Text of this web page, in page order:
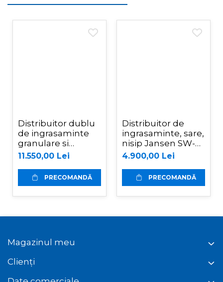
Distribuitor dublu
de ingrasaminte
granulare si
material
antiderapant,
sistem hidraulic,
1500 litri, cardan
11.550,00 Lei
PRECOMANDĂ
Distribuitor de
ingrasaminte, sare,
nisip Jansen SW-
200
4.900,00 Lei
PRECOMANDĂ
Magazinul meu
Clienți